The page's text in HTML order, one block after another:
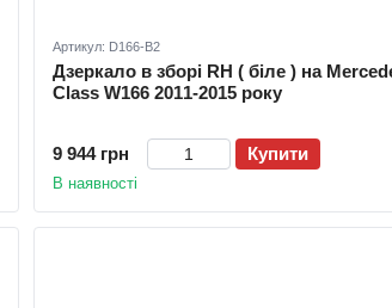
Артикул: D166-B2
Дзеркало в зборі RH ( біле ) на
Class W166 2011-2015 року
9 944 грн Купити
В наявності